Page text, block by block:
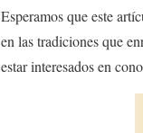
Esperamos que este
en las tradiciones que
estar interesados en